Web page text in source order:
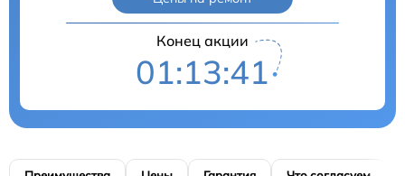
Конец акции
01:13:40